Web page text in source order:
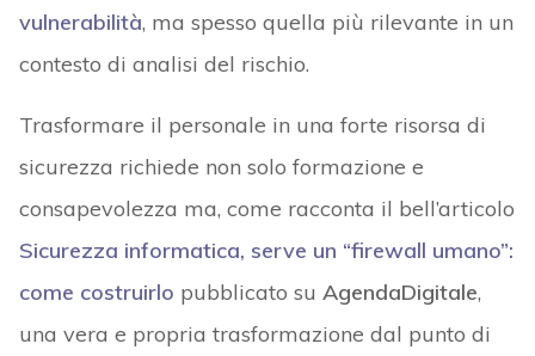
vulnerabilità, ma spesso quella più rilevante in un
contesto di analisi del rischio.
Trasformare il personale in una forte risorsa di
sicurezza richiede non solo formazione e
consapevolezza ma, come racconta il bell’articolo
Sicurezza informatica, serve un “firewall umano”:
come costruirlo pubblicato su AgendaDigitale,
una vera e propria trasformazione dal punto di